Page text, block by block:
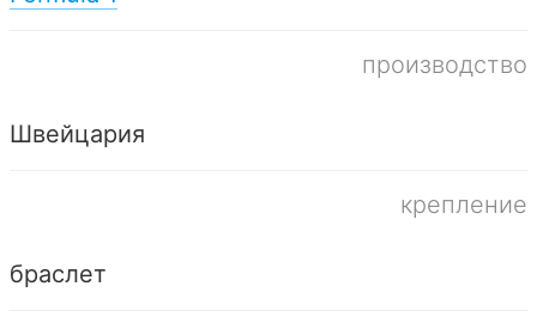
производство
Швейцария
крепление
браслет